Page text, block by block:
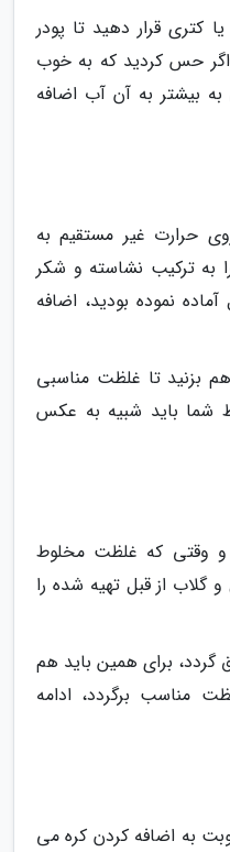
کتری قرار دهید تا پودر
حس کردید که به خوب
بیشتر به آن آب اضافه
حرارت غیر مستقیم به
ترکیب نشاسته و شکر
نموده بودید، اضافه
بزنید تا غلظت مناسبی
باید شبیه به عکس
وقتی که غلظت مخلوط
گلاب از قبل تهیه شده را
برای همین باید هم
مناسب برگردد، ادامه
به اضافه کردن کره می